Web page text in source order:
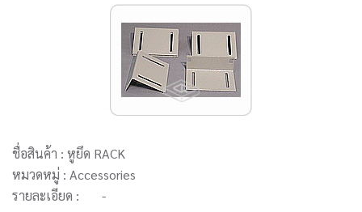
ชื่อสินค้า : หูยึด RACK
หมวดหมู่ : Accessories
รายละเอียด : -